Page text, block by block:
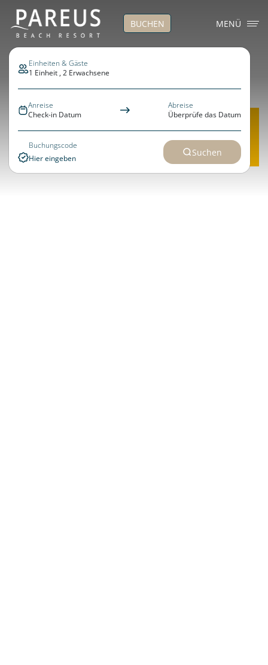
Jetzt buchen
>> Flex Direct - flexibel bleiben
BUCHEN MENÜ
Einheiten & Gäste
1 Einheit , 2 Erwachsene
Anreise
Check-in Datum
Abreise
Überprüfe das Datum
Buchungscode
Suchen